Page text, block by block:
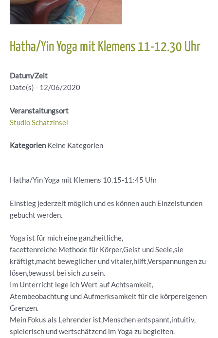
Hatha/Yin Yoga mit Klemens 11-12.30 Uhr
Datum/Zeit
Date(s) - 12/06/2020
Veranstaltungsort
Studio Schatzinsel
Kategorien Keine Kategorien
Hatha/Yin Yoga mit Klemens 10.15-11:45 Uhr
Einstieg jederzeit möglich und es können auch Einzelstunden
gebucht werden.
Yoga ist für mich eine ganzheitliche,
facettenreiche Methode für Körper,Geist und Seele,sie
kräftigt,macht beweglicher und vitaler,hilft,Verspannungen zu
lösen,bewusst bei sich zu sein.
Im Unterricht lege ich Wert auf Achtsamkeit,
Atembeobachtung und Aufmerksamkeit für die körpereigenen
Grenzen.
Mein Fokus als Lehrender ist,Menschen entspannt,intuitiv,
spielerisch und wertschätzend im Yoga zu begleiten.